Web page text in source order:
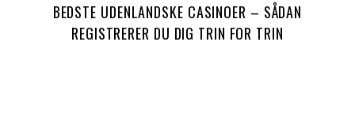
BEDSTE UDENLANDSKE CASINOER – SÅDAN
REGISTRERER DU DIG TRIN FOR TRIN